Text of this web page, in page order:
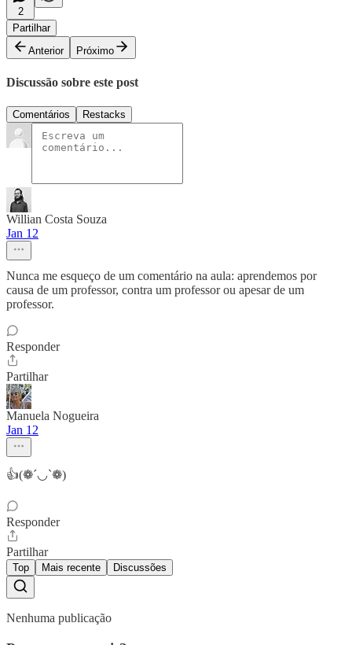
2
Partilhar
Anterior
Próximo
Discussão sobre este post
Comentários Restacks
Willian Costa Souza
Jan 12
Nunca me esqueço de um comentário na aula: aprendemos por
causa de um professor, contra um professor ou apesar de um
professor.
Responder
Partilhar
Manuela Nogueira
Jan 12
👍(❁´◡`❁)
Responder
Partilhar
Top Mais recente Discussões
Nenhuma publicação